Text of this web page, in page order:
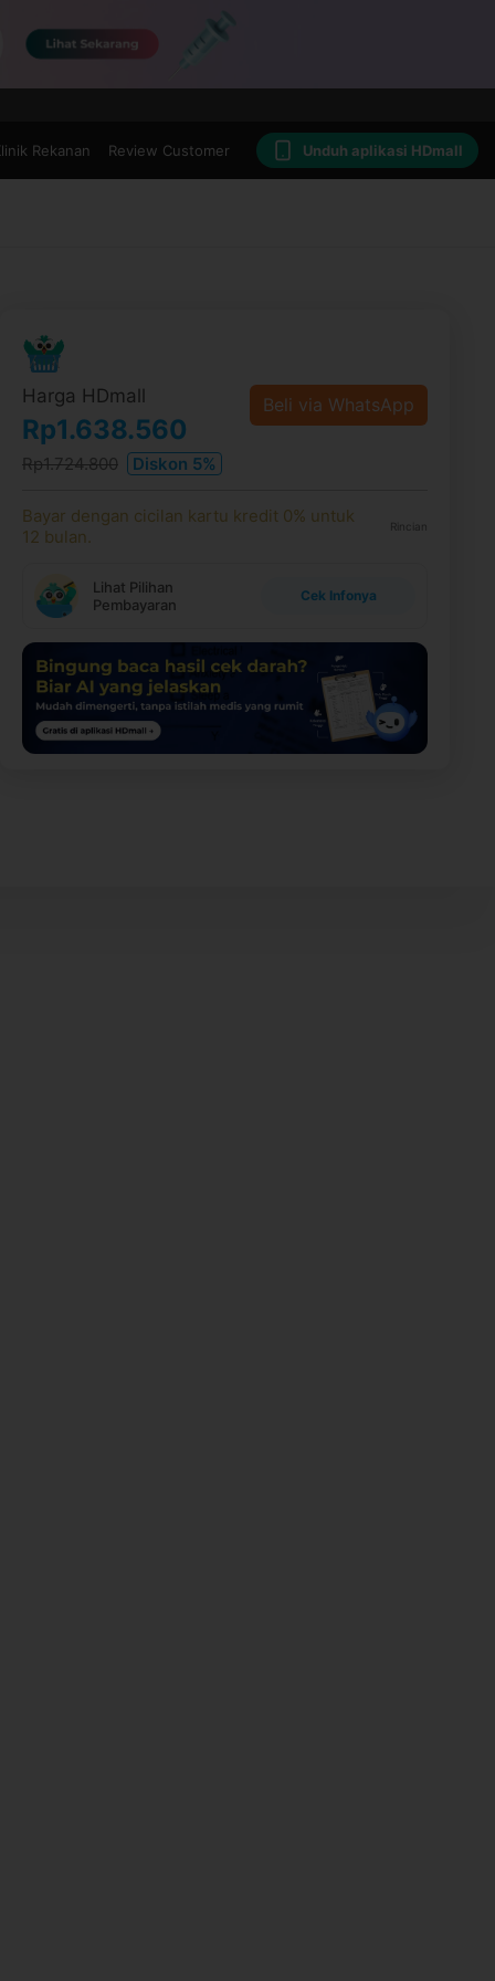
Rekanan Review Customer Unduh aplikasi HDmall
Harga HDmall
Rp1.638.560
Rp1.724.800 Diskon 5%
Beli via WhatsApp
Bayar dengan cicilan kartu kredit 0% untuk
12 bulan.
Rincian
Lihat Pilihan
Pembayaran
Cek Infonya